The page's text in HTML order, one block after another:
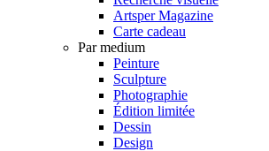
Artsper Magazine
Carte cadeau
Par medium
Peinture
Sculpture
Photographie
Édition limitée
Dessin
Design